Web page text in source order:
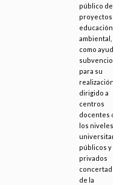
público de
proyectos de
educación
ambiental, así
como ayudas y
subvenciones
para su
realización,
dirigido a
centros
docentes de
los niveles no
universitarios,
públicos y
privados
concertados,
de la